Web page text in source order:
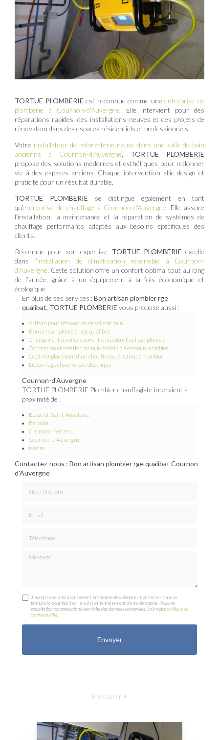
TORTUE PLOMBERIE est reconnue comme uneentreprise de
plomberie à Cournon-d'Auvergne. Elle intervient pour des
réparations rapides, des installations neuves et des projets de
rénovation dans des espaces résidentiels et professionnels.
Votre installateur de robinetterie neuve dans une salle de bain
ancienne à Cournon-d'Auvergne
TORTUE PLOMBERIE
propose des solutions modernes et esthétiques pour redonner
vie à des espaces anciens. Chaque intervention allie design et
praticité pour un résultat durable.
TORTUE PLOMBERIE se distingue également en tant
qu’entreprise de chauffage à Cournon-d'Auvergne. Elle assure
l’installation, la maintenance et la réparation de systèmes de
chauffage performants adaptés aux besoins spécifiques des
clients.
Reconnue pour son expertise, TORTUE PLOMBERIE excelle
dans l’installation de climatisation réversible à Cournon-
d'Auvergne. Cette solution offre un confort optimal tout au long
de l’année, grâce à un équipement à la fois économique et
écologique.
En plus de ses services :Bon artisan plombier rge
qualibat, TORTUE PLOMBERIE vous propose aussi :
Artisan pour rénovation de salle de bain
Bon artisan plombier rge qualibat
Changement et remplacement chaudière fioul par plombier
Conception et création de salle de bain clé en main plombier
Coût remplacement d'un chauffe eau électrique plombier
Dépannage chauffe-eau électrique
Cournon-d'Auvergne
TORTUE PLOMBERIE Plombier chauffagiste intervient à
proximité de :
Besse-et-Saint-Anastaise
Brioude
Clermont-Ferrand
Cournon-d'Auvergne
Issoire
Contactez-nous : Bon artisan plombier rge qualibat Cournon-
d'Auvergne
Message
J'autorise ce site à conserver l'ensemble des données transmises dans ce
formulaire pour faciliter le suivi et le traitement de ma demande.(Aucune
exploitation commerciale ne sera faite des données conservées. Voir notrepolitique de
confidentialité)
En savoir +